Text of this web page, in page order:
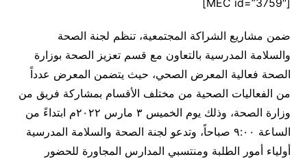
[MEC id=”3759″]
ضمن مشاريع الشراكة المجتمعية، تنظم لجنة الصحة
والسلامة المدرسية بالتعاون مع قسم تعزيز الصحة بوزارة
الصحة فعالية المعرض الصحي، حيث يتضمن المعرض عدداً
من الفعاليات الصحية من مختلف الأقسام بمشاركة فريق من
وزارة الصحة، وذلك يوم الخميس ٣ مارس ٢٠٢٢م ابتداءً من
الساعة ٩:٠٠ صباحاً، وتدعو لجنة الصحة والسلامة المدرسية
أولياء أمور الطلبة ومنتسبي المدارس المجاورة للحضور